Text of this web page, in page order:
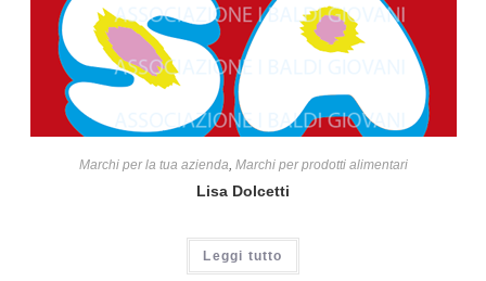
Marchi per la tua azienda Marchi per prodotti alimentari
Lisa Dolcetti
Leggi tutto